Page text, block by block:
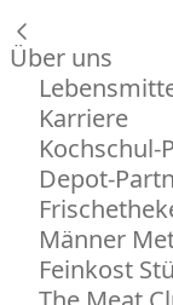
Über uns
Karriere
Kochschul-
Depot-
Männer
Feinkost